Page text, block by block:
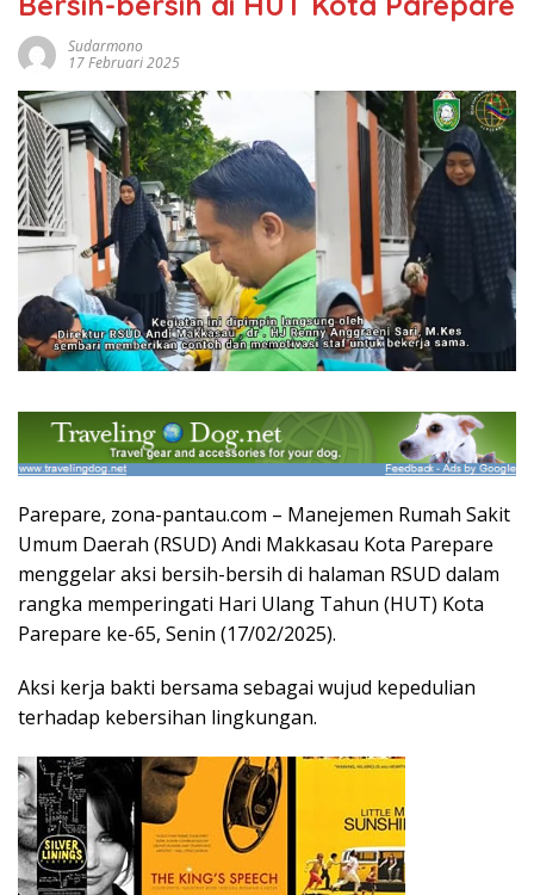
Sudarmono
17 Februari 2025
Parepare, zona-pantau.com – Manejemen Rumah Sakit
Umum Daerah (RSUD) Andi Makkasau Kota Parepare
menggelar aksi bersih-bersih di halaman RSUD dalam
rangka memperingati Hari Ulang Tahun (HUT) Kota
Parepare ke-65, Senin (17/02/2025).
Aksi kerja bakti bersama sebagai wujud kepedulian
terhadap kebersihan lingkungan.